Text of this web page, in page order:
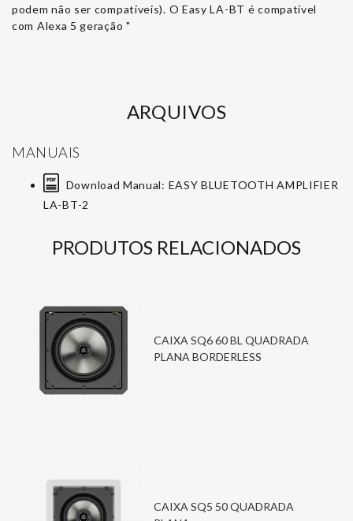
podem não ser compatíveis). O Easy LA-BT é compatível
com Alexa 5 geração "
ARQUIVOS
MANUAIS
Download Manual: EASY BLUETOOTH AMPLIFIER
LA-BT-2
PRODUTOS RELACIONADOS
CAIXA SQ6 60 BL QUADRADA
PLANA BORDERLESS
CAIXA SQ5 50 QUADRADA